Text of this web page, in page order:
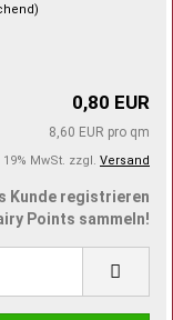
0,80 EUR
8,60 EUR pro qm
19% MwSt. zzgl. Versand
Kunde registrieren
Points sammeln!